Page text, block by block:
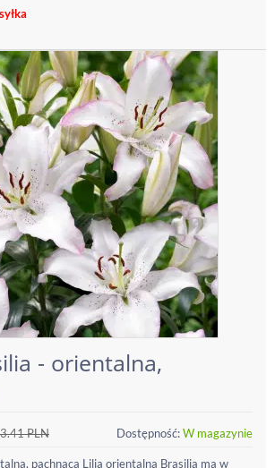
- orientalna,
PLN Dostępność:W magazynie
pachnąca Lilia orientalna Brasilia ma w